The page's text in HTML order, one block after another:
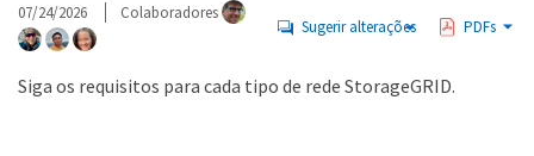
07/24/2026 Colaboradores
Sugerir alterações PDFs
Siga os requisitos para cada tipo de rede StorageGRID.